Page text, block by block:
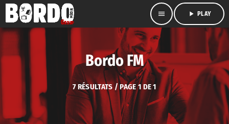
menu play_arrow PLAY
Bordo FM
7 RÉSULTATS / PAGE 1 DE 1